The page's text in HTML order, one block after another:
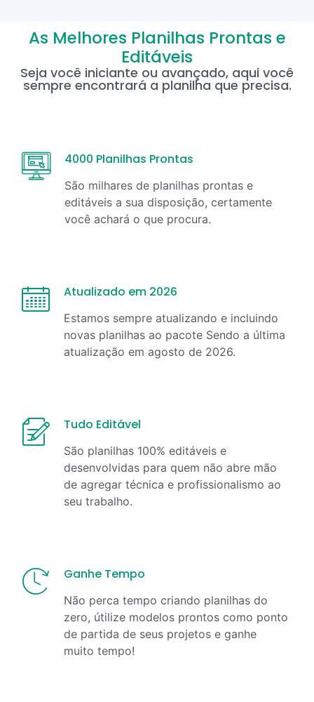
As Melhores Planilhas Prontas e
Editáveis
Seja você iniciante ou avançado, aqui você
sempre encontrará a planilha que precisa.
4000 Planilhas Prontas
São milhares de planilhas prontas e
editáveis a sua disposição, certamente
você achará o que procura.
Atualizado em 2026
Estamos sempre atualizando e incluindo
novas planilhas ao pacote Sendo a última
atualização em agosto de 2026.
Tudo Editável
São planilhas 100% editáveis e
desenvolvidas para quem não abre mão
de agregar técnica e profissionalismo ao
seu trabalho.
Ganhe Tempo
Não perca tempo criando planilhas do
zero, útilize modelos prontos como ponto
de partida de seus projetos e ganhe
muito tempo!